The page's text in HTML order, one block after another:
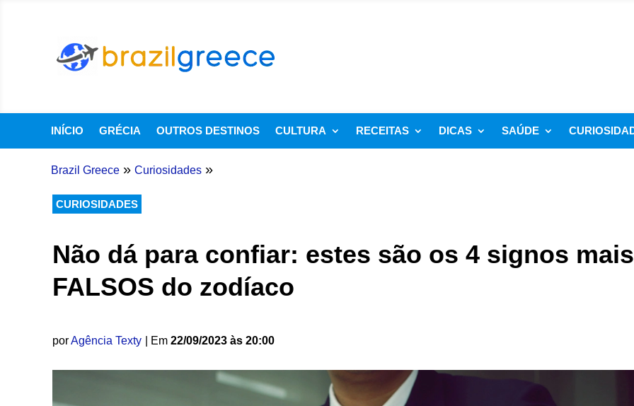
INÍCIO GRÉCIA OUTROS DESTINOS CULTURA RECEITAS DICAS SAÚDE
Brazil Greece » Curiosidades »
CURIOSIDADES
Não dá para confiar: estes são os 4 signos mais
FALSOS do zodíaco
porAgência Texty | Em 22/09/2023 às 20:00